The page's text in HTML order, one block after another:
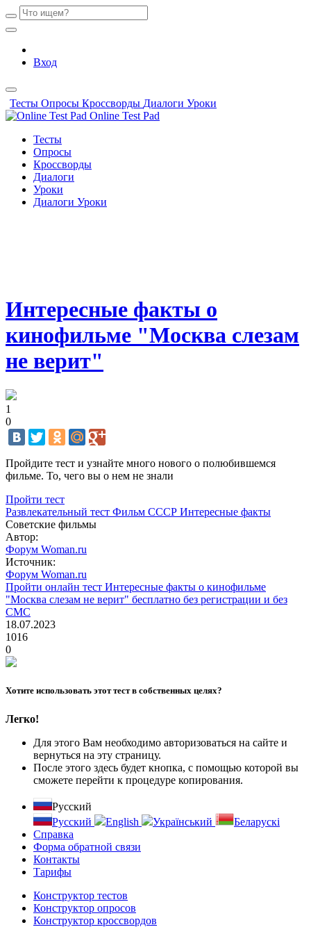
Вход
Тесты Опросы Кроссворды Диалоги Уроки
Online Test Pad
Тесты
Опросы
Кроссворды
Диалоги
Уроки
Диалоги Уроки
Интересные факты о
кинофильме "Москва слезам
не верит"
1
0
Пройдите тест и узнайте много нового о полюбившемся
фильме. То, чего вы о нем не знали
Пройти тест
Развлекательный тест Фильм СССР Интересные факты
Советские фильмы
Автор:
Форум Woman.ru
Источник:
Форум Woman.ru
Пройти онлайн тест Интересные факты о кинофильме
"Москва слезам не верит" бесплатно без регистрации и без
СМС
18.07.2023
1016
0
Хотите использовать этот тест в собственных целях?
Легко!
Для этого Вам необходимо авторизоваться на сайте и
вернуться на эту страницу.
После этого здесь будет кнопка, с помощью которой вы
сможете перейти к процедуре копирования.
Русский
Русский
English Український
Беларускі
Справка
Форма обратной связи
Контакты
Тарифы
Конструктор тестов
Конструктор опросов
Конструктор кроссвордов